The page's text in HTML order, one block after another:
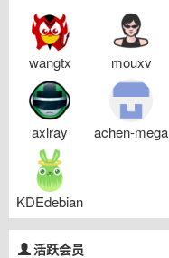
wangtx mouxv
axlray achen-mega
KDEdebian
活跃会员